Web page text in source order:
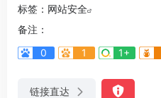
标签： 网站安全
备注：
0
1 1+
链接直达